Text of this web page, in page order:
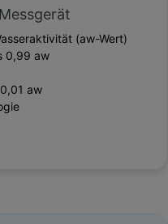
(aw-Wert)
0,99 aw
aw